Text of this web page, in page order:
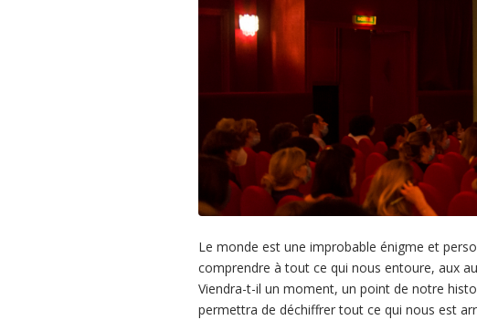
Le monde est une improbable énigme et
comprendre à tout ce qui nous entoure, aux
Viendra-t-il un moment, un point de notre
permettra de déchiffrer tout ce qui nous est